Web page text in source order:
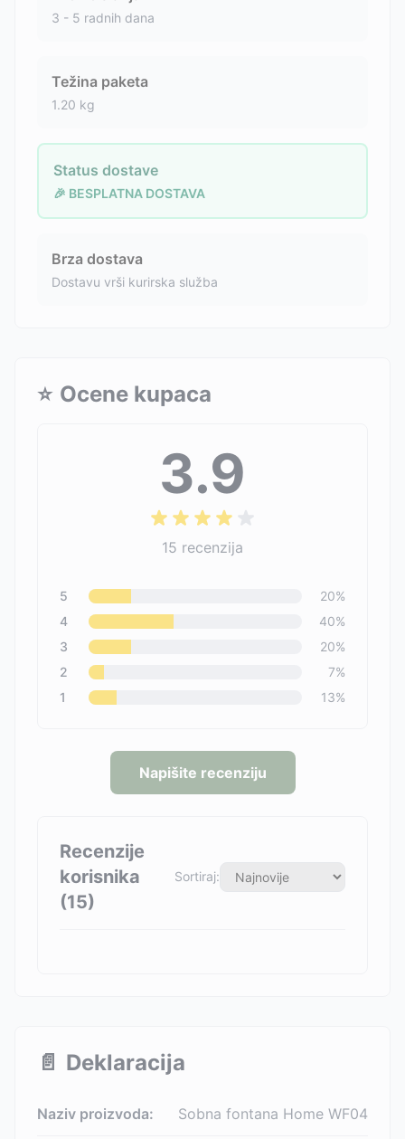
3 - 5 radnih dana
Težina paketa
1.20 kg
Status dostave
🎉 BESPLATNA DOSTAVA
Brza dostava
Dostavu vrši kurirska služba
⭐ Ocene kupaca
3.9
15 recenzija
5 20%
4
40%
3
20%
2
7%
1
13%
Napišite recenziju
Recenzije
korisnika
(15)
Sortiraj:
📄 Deklaracija
Naziv proizvoda: Sobna fontana Home WF04